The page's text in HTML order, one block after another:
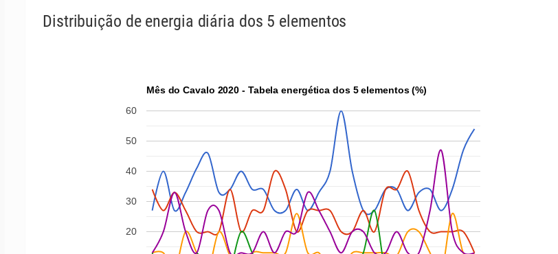
Distribuição de energia diária dos 5 elementos
Mês do Cavalo 2020 - Tabela energética dos 5 elementos (%)
20
30
40
50
60